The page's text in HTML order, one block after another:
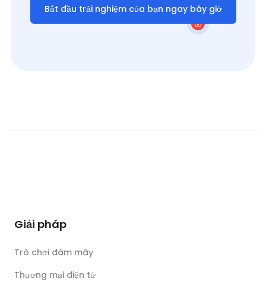
Bắt đầu trải nghiệm của bạn ngay bây giờ
Giải pháp
Trò chơi đám mây
Thương mại điện tử